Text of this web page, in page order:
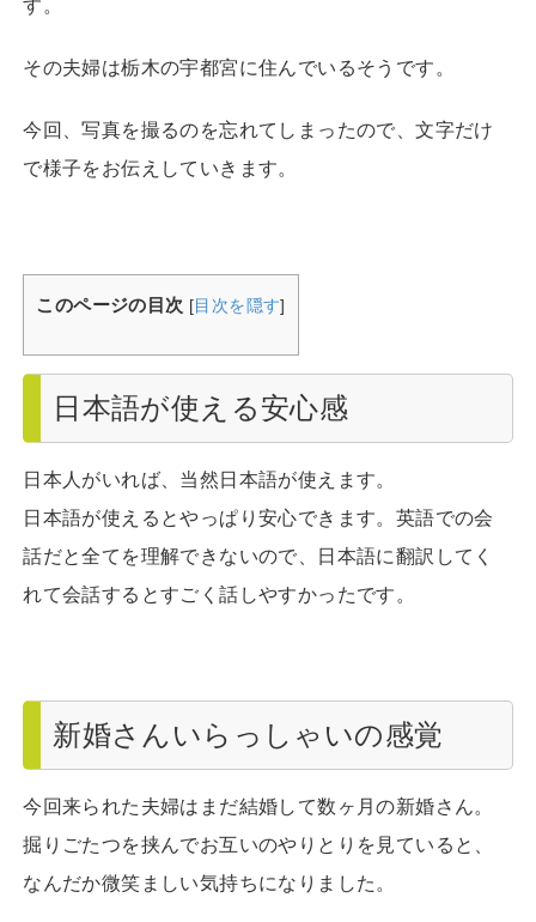
す。
その夫婦は栃木の宇都宮に住んでいるそうです。
今回、写真を撮るのを忘れてしまったので、文字だけ
で様子をお伝えしていきます。
このページの目次 [ 目次を隠す]
日本語が使える安心感
日本人がいれば、当然日本語が使えます。
日本語が使えるとやっぱり安心できます。英語での会
話だと全てを理解できないので、日本語に翻訳してく
れて会話するとすごく話しやすかったです。
新婚さんいらっしゃいの感覚
今回来られた夫婦はまだ結婚して数ヶ月の新婚さん。
掘りごたつを挟んでお互いのやりとりを見ていると、
なんだか微笑ましい気持ちになりました。